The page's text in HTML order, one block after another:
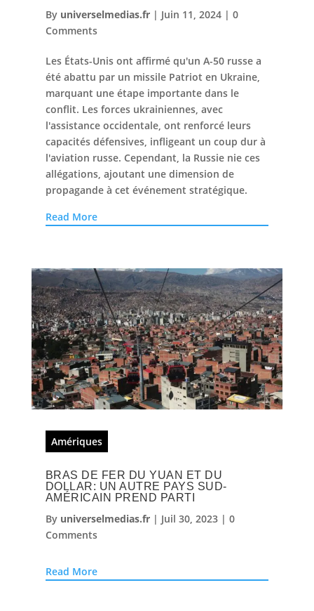
By universelmedias.fr| Juin 11, 2024| 0
Comments
Les États-Unis ont affirmé qu'un A-50 russe a
été abattu par un missile Patriot en Ukraine,
marquant une étape importante dans le
conflit. Les forces ukrainiennes, avec
l'assistance occidentale, ont renforcé leurs
capacités défensives, infligeant un coup dur à
l'aviation russe. Cependant, la Russie nie ces
allégations, ajoutant une dimension de
propagande à cet événement stratégique.
Read More
Amériques
BRAS DE FER DU YUAN ET DU
DOLLAR: UN AUTRE PAYS SUD-
AMÉRICAIN PREND PARTI
By universelmedias.fr| Juil 30, 2023| 0
Comments
Read More